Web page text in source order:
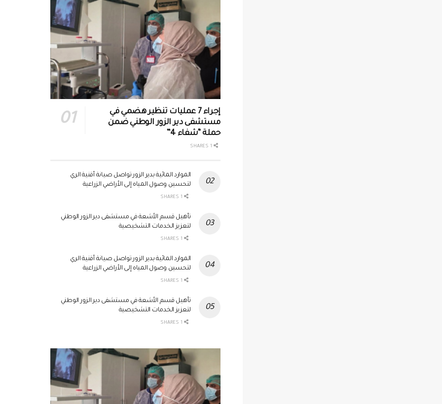
إجراء 7 عمليات تنظير هضمي في
مستشفى دير الزور الوطني ضمن
حملة “شفاء 4”
الموارد المائية بدير الزور تواصل صيانة أقنية الري
لتحسين وصول المياه إلى الأراضي الزراعية
تأهيل قسم الأشعة في مستشفى دير الزور الوطني
لتعزيز الخدمات التشخيصية
الموارد المائية بدير الزور تواصل صيانة أقنية الري
لتحسين وصول المياه إلى الأراضي الزراعية
تأهيل قسم الأشعة في مستشفى دير الزور الوطني
لتعزيز الخدمات التشخيصية